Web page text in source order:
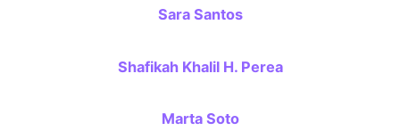
Sara Santos
Shafikah Khalil H. Perea
Marta Soto